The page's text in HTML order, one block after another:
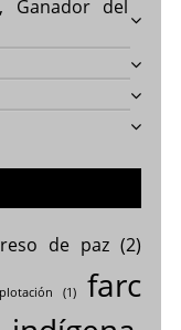
Ganador del
de paz(2)
(1)
farc